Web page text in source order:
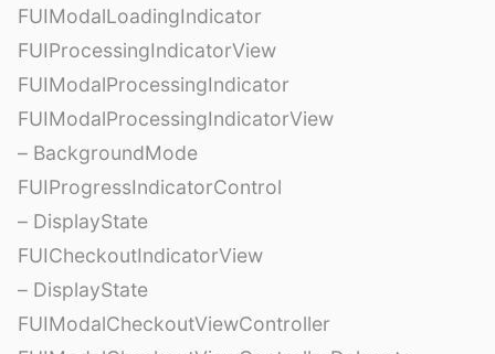
FUIModalLoadingIndicator
FUIProcessingIndicatorView
FUIModalProcessingIndicator
FUIModalProcessingIndicatorView
– BackgroundMode
FUIProgressIndicatorControl
– DisplayState
FUICheckoutIndicatorView
– DisplayState
FUIModalCheckoutViewController